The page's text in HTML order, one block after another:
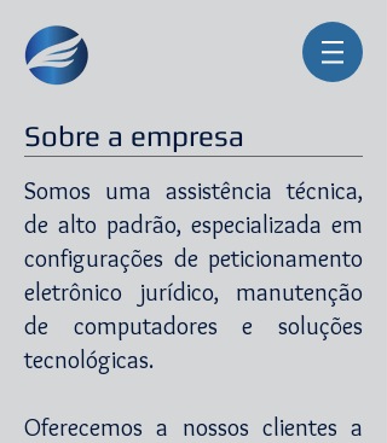
Sobre a empresa
Somos uma assistência técnica,
de alto padrão, especializada em
configurações de peticionamento
eletrônico jurídico, manutenção
de computadores e soluções
tecnológicas.
Oferecemos a nossos clientes a